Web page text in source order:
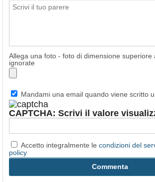
Allega una foto - foto di dimensione superiore
ignorate
Mandami una email quando viene scritto
CAPTCHA: Scrivi il valore
Accetto integralmente le condizioni del
policy